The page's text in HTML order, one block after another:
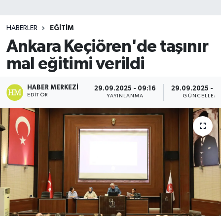
HABERLER EĞİTİM
Ankara Keçiören'de taşınır
mal eğitimi verildi
HABER MERKEZI
EDITÖR
29.09.2025 - 09:16
YAYINLANMA
29.09.2025 -
Teknoloji
TRABZON
TRABZONSPOR
Yaşam